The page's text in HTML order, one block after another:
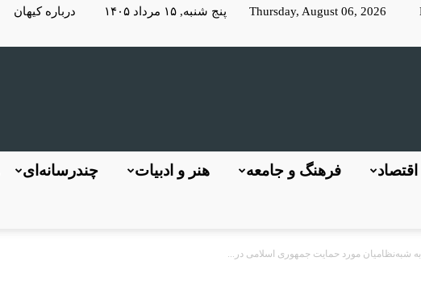
Thursday, August 06, 2026 پنج شنبه, ۱۵ مرداد ۱۴۰۵ درباره کیهان
KayhanLondon
کیهان
چندرسانه‌ای هنر و ادبیات فرهنگ و جامعه اقتصاد
شبه‌نظامیان مورد حمایت جمهوری اسلامی در...